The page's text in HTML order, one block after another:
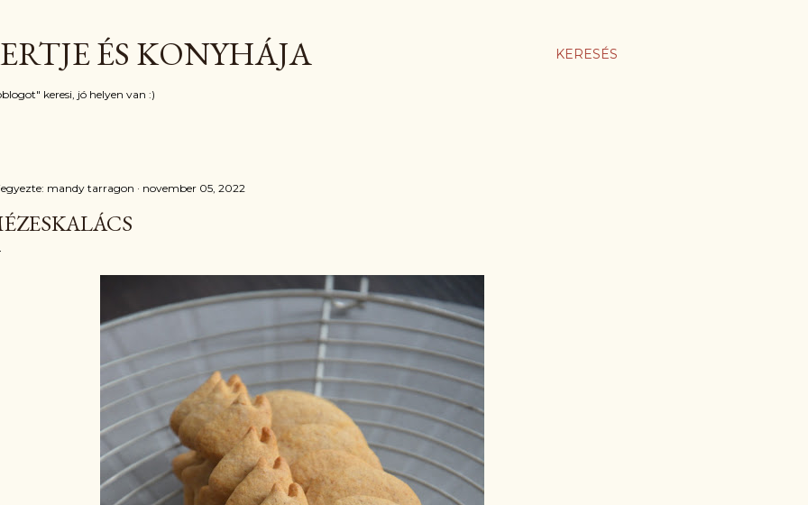
KERESÉS
ÉS KONYHÁJA
keresi, jó helyen van :)
mandy tarragon november 05, 2022